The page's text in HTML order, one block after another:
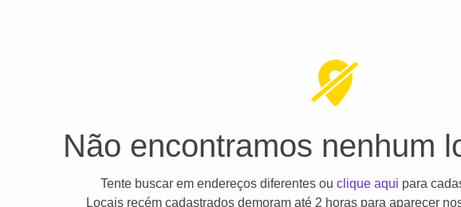
Não encontramos nenhum
Tente buscar em endereços diferentes ouclique aqui para
Locais recém cadastrados demoram até 2 horas para aparecer